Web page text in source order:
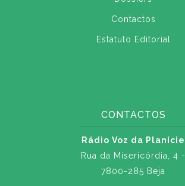
Contactos
Estatuto Editorial
CONTACTOS
Rádio Voz da Planície
Rua da Misericórdia, 4 -
7800-285 Beja